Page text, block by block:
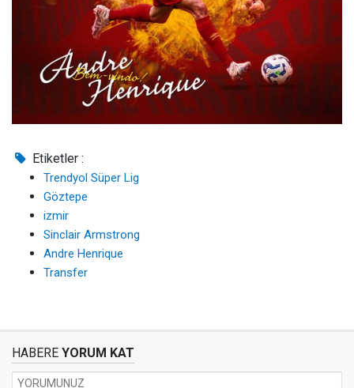
Etiketler :
Trendyol Süper Lig
Göztepe
izmir
Sinclair Armstrong
Andre Henrique
Transfer
HABERE YORUM KAT